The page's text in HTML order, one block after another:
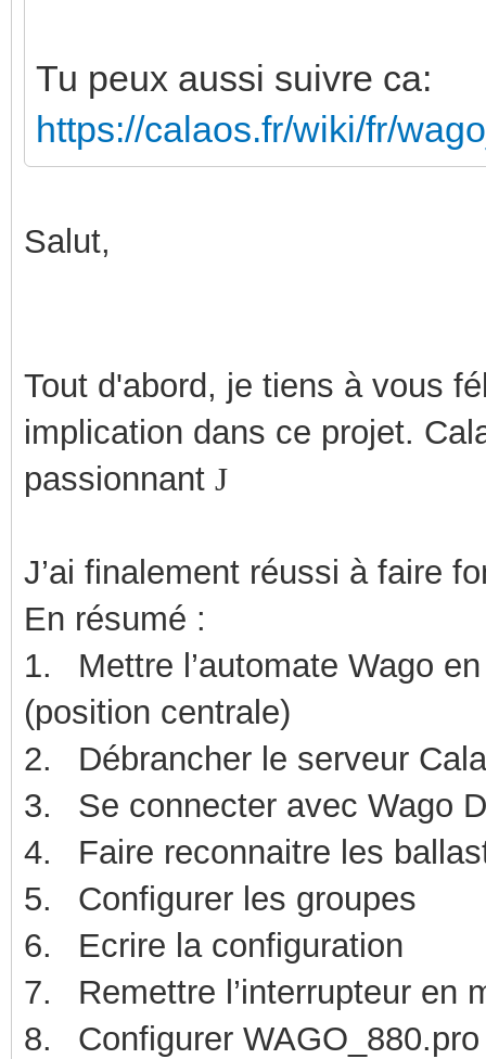
Tu peux aussi suivre ca:
https://calaos.fr/wiki/fr/
Salut,
Tout d'abord, je tiens à vous
implication dans ce projet.
passionnant J
J’ai finalement réussi à faire
En résumé :
1.
Mettre l’automate Wago
(position centrale)
2.
Débrancher le serveur
3.
Se connecter avec Wago
4.
Faire reconnaitre les
5.
Configurer les groupes
6.
Ecrire la configuration
7.
Remettre l’interrupteur en
8.
Configurer